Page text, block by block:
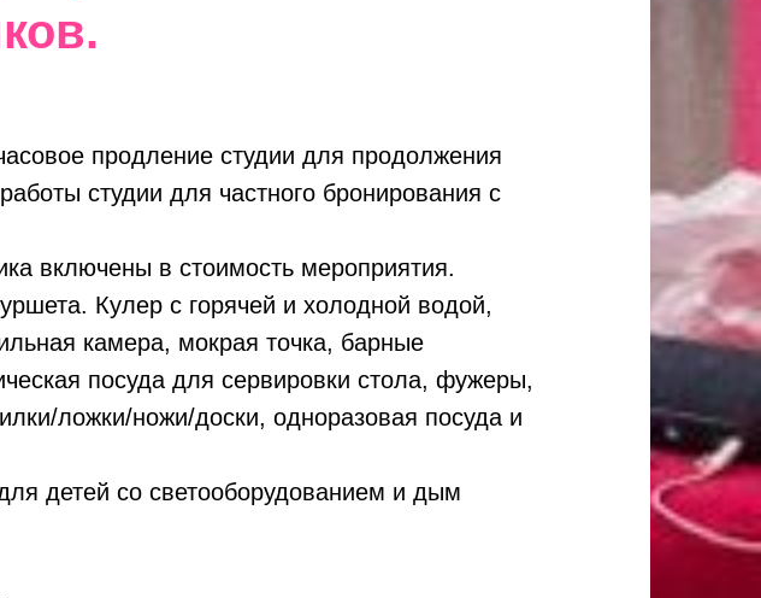
продление студии для продолжения
студии для частного бронирования с
включены в стоимость мероприятия.
Кулер с горячей и холодной водой,
камера, мокрая точка, барные
посуда для сервировки стола, фужеры,
ложки/ножи/доски, одноразовая посуда и
детей со светооборудованием и дым